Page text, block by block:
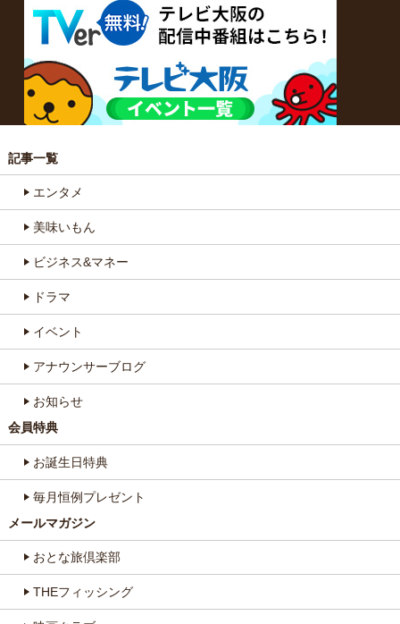
記事一覧
エンタメ
美味いもん
ビジネス&マネー
ドラマ
イベント
アナウンサーブログ
お知らせ
会員特典
お誕生日特典
毎月恒例プレゼント
メールマガジン
おとな旅倶楽部
THEフィッシング